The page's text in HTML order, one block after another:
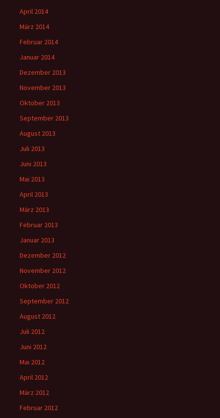
April 2014
März 2014
Februar 2014
Januar 2014
Dezember 2013
November 2013
Oktober 2013
September 2013
August 2013
Juli 2013
Juni 2013
Mai 2013
April 2013
März 2013
Februar 2013
Januar 2013
Dezember 2012
November 2012
Oktober 2012
September 2012
August 2012
Juli 2012
Juni 2012
Mai 2012
April 2012
März 2012
Februar 2012